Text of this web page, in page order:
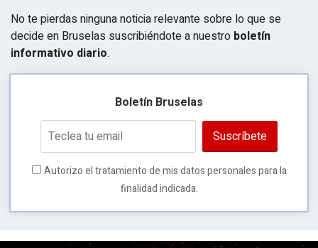
No te pierdas ninguna noticia relevante sobre lo que se
decide en Bruselas suscribiéndote a nuestro boletín
informativo diario.
Boletín Bruselas
Suscríbete
Autorizo el tratamiento de mis datos personales para la
finalidad indicada.